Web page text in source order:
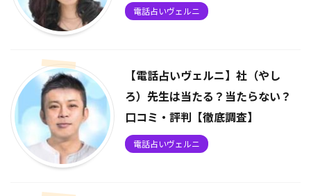
電話占いヴェルニ
【電話占いヴェルニ】社（やし
ろ）先生は当たる？当たらない？
口コミ・評判【徹底調査】
電話占いヴェルニ